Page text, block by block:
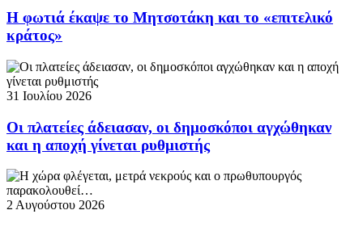
Η φωτιά έκαψε το Μητσοτάκη και το «επιτελικό
κράτος»
31 Ιουλίου 2026
Οι πλατείες άδειασαν, οι δημοσκόποι αγχώθηκαν
και η αποχή γίνεται ρυθμιστής
2 Αυγούστου 2026